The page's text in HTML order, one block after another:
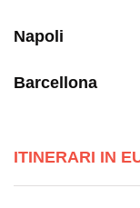
Napoli
Barcellona
ITINERARI IN